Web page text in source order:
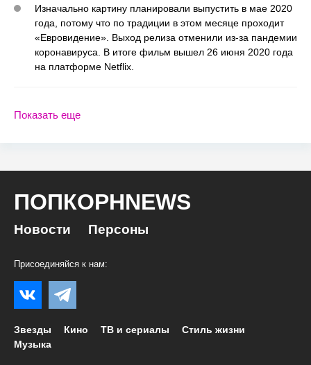
Изначально картину планировали выпустить в мае 2020
года, потому что по традиции в этом месяце проходит
«Евровидение». Выход релиза отменили из-за пандемии
коронавируса. В итоге фильм вышел 26 июня 2020 года
на платформе Netflix.
Показать еще
ПОПКОРНNEWS
Новости Персоны
Присоединяйся к нам:
Звезды Кино ТВ и сериалы
Стиль жизни
Музыка